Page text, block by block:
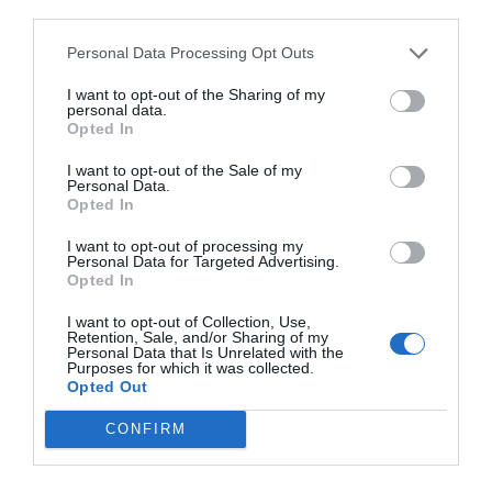
Personal Data Processing Opt Outs
I want to opt-out of the Sharing of my
personal data.
Opted In
I want to opt-out of the Sale of my
Personal Data.
Opted In
I want to opt-out of processing my
Personal Data for Targeted Advertising.
Opted In
I want to opt-out of Collection, Use,
Retention, Sale, and/or Sharing of my
Personal Data that Is Unrelated with the
Purposes for which it was collected.
Opted Out
CONFIRM
Itinéraire
tiempo estimado4 heures 44 minutes)
Prendre la direction
Léon Cladel
Au rond-point, prendre Rue Léon
Cladel/N2020
Continuer de suivre N2020
0,7 km